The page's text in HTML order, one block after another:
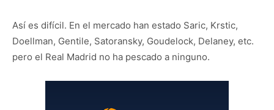
Así es difícil. En el mercado han estado Saric, Krstic,
Doellman, Gentile, Satoransky, Goudelock, Delaney, etc.
pero el Real Madrid no ha pescado a ninguno.